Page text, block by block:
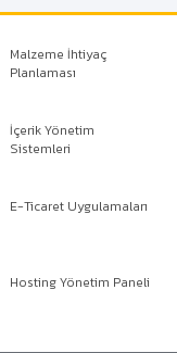
Malzeme İhtiyaç
Planlaması
İçerik Yönetim
Sistemleri
E-Ticaret Uygulamaları
Hosting Yönetim Paneli